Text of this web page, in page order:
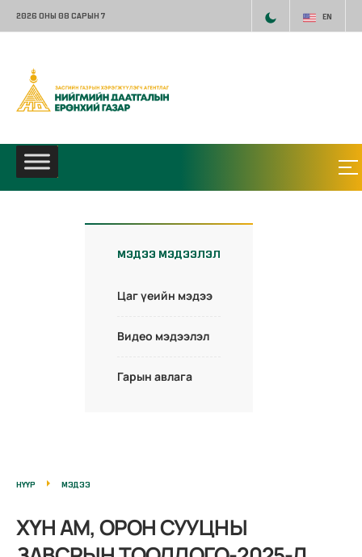
2026 ОНЫ 08 САРЫН 7 EN
МЭДЭЭ МЭДЭЭЛЭЛ
Цаг үеийн мэдээ
Видео мэдээлэл
Гарын авлага
НҮҮР МЭДЭЭ
ХҮН АМ, ОРОН СУУЦНЫ